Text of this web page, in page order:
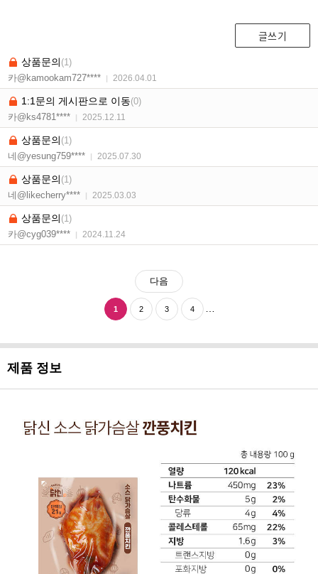
글쓰기
상품문의 (1)
카@kamookam727**** | 2026.04.01
1:1문의 게시판으로 이동(0)
카@ks4781**** | 2025.12.11
상품문의 (1)
네@yesung759**** | 2025.07.30
상품문의 (1)
네@likecherry**** | 2025.03.03
상품문의 (1)
카@cyg039**** | 2024.11.24
다음
1 2 3 4
제품 정보